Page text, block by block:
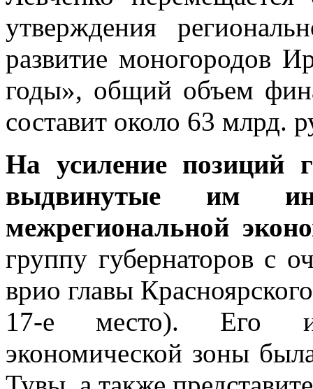
утверждения
развитие моногородов
годы», общий объем
составит около 63 млрд.
На усиление позиций
выдвинутые им
межрегиональной
группу губернаторов с
врио главы
17-е место). Его
экономической зоны